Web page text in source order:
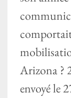
comportait
Arizona ?
envoyé le